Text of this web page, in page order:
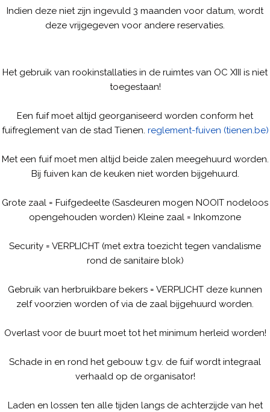
Indien deze niet zijn ingevuld 3 maanden voor datum, wordt
deze vrijgegeven voor andere reservaties.
Het gebruik van rookinstallaties in de ruimtes van OC XIII is niet
toegestaan!
Een fuif moet altijd georganiseerd worden conform het
fuifreglement van de stad Tienen. reglement-fuiven (tienen.be)
Met een fuif moet men altijd beide zalen meegehuurd worden.
Bij fuiven kan de keuken niet worden bijgehuurd.
Grote zaal = Fuifgedeelte (Sasdeuren mogen NOOIT nodeloos
opengehouden worden) Kleine zaal = Inkomzone
Security = VERPLICHT (met extra toezicht tegen vandalisme
rond de sanitaire blok)
Gebruik van herbruikbare bekers = VERPLICHT deze kunnen
zelf voorzien worden of via de zaal bijgehuurd worden.
Overlast voor de buurt moet tot het minimum herleid worden!
Schade in en rond het gebouw t.g.v. de fuif wordt integraal
verhaald op de organisator!
Laden en lossen ten alle tijden langs de achterzijde van het